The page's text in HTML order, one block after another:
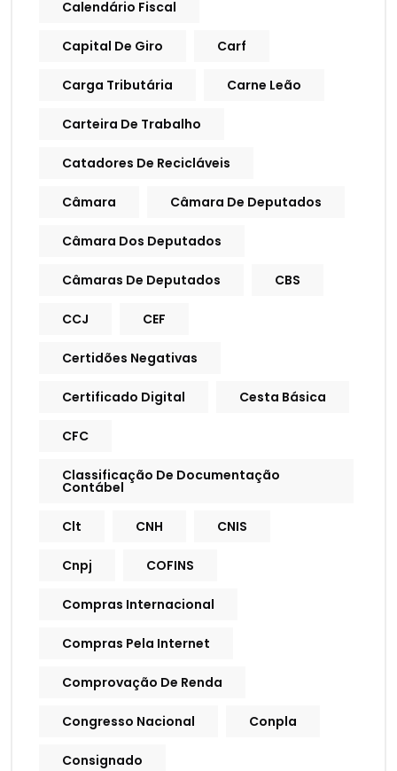
Calendário Fiscal
Capital De Giro Carf
Carga Tributária Carne Leão
Carteira De Trabalho
Catadores De Recicláveis
Câmara Câmara De Deputados
Câmara Dos Deputados
Câmaras De Deputados CBS
CCJ CEF
Certidões Negativas
Certificado Digital Cesta Básica
CFC
Classificação De Documentação
Contábel
Clt CNH CNIS
Cnpj COFINS
Compras Internacional
Compras Pela Internet
Comprovação De Renda
Congresso Nacional Conpla
Consignado